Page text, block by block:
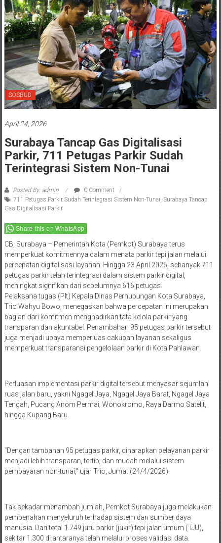
SOSBUD
April 24, 2026
Surabaya Tancap Gas Digitalisasi
Parkir, 711 Petugas Parkir Sudah
Terintegrasi Sistem Non-Tunai
Posted By: admin
0 Comment
711 Petugas Parkir Sudah Terintegrasi Sistem Non-Tunai, Surabaya Tancap
Gas Digitalisasi Parkir
Share this on WhatsApp
CB, Surabaya – Pemerintah Kota (Pemkot) Surabaya terus
memperkuat komitmennya dalam menata parkir tepi jalan melalui
percepatan digitalisasi layanan. Hingga 23 April 2026, sebanyak 711
petugas parkir telah terintegrasi dalam sistem parkir digital,
meningkat signifikan dari sebelumnya 616 petugas.
Pelaksana tugas (Plt) Kepala Dinas Perhubungan Kota Surabaya,
Trio Wahyu Bowo, menegaskan bahwa percepatan ini merupakan
bagian dari komitmen menghadirkan tata kelola parkir yang
transparan dan akuntabel. Penambahan 95 petugas parkir tersebut
juga menjadi upaya memperluas cakupan layanan sekaligus
memperkuat transparansi pengelolaan parkir di Kota Pahlawan.
Perluasan implementasi parkir digital tersebut menyasar sejumlah
ruas jalan baru, yakni Ngagel Jaya, Ngagel Jaya Barat, Ngagel Jaya
Tengah, Pucang Anom Permai, Wonokromo, Raya Darmo Satelit,
hingga Kupang Baru.
“Dengan tambahan 95 petugas parkir, diharapkan pelayanan parkir
menjadi lebih transparan, tertib, dan mudah melalui sistem
pembayaran non-tunai,” ujar Trio, Jumat (24/4/2026).
Tak sekadar menambah jumlah, Pemkot Surabaya juga melakukan
pembenahan menyeluruh terhadap sistem dan sumber daya
manusia. Dari total 1.749 juru parkir (jukir) tepi jalan umum (TJU),
sekitar 1.300 di antaranya telah melalui proses validasi data.